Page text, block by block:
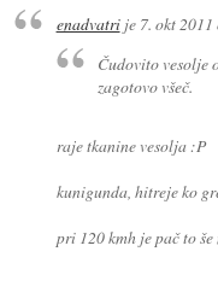
enadvatrije 7. okt
Čudovito vesolje
zagotovo všeč.
raje tkanine vesolja :P
kunigunda, hitreje ko
pri 120 kmh je pač to še